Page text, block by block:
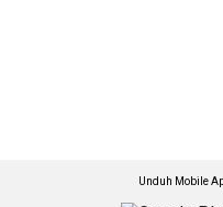
Unduh Mobile